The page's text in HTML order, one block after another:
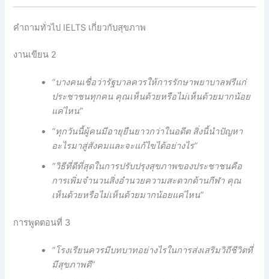
คําถามทั่วไป IELTS เกี่ยวกับสุขภาพ
งานเขียน 2
“บางคนเชื่อว่ารัฐบาลควรให้การรักษาพยาบาลฟรีแก่
ประชาชนทุกคน คุณเห็นด้วยหรือไม่เห็นด้วยมากน้อย
แค่ไหน”
“ทุกวันนี้ผู้คนมีอายุยืนยาวกว่าในอดีต สิ่งนี้นําปัญหา
อะไรมาสู่สังคมและจะแก้ไขได้อย่างไร”
“วิธีที่ดีที่สุดในการปรับปรุงสุขภาพของประชาชนคือ
การเพิ่มจํานวนสิ่งอํานวยความสะดวกด้านกีฬา คุณ
เห็นด้วยหรือไม่เห็นด้วยมากน้อยแค่ไหน”
การพูดตอนที่ 3
“โรงเรียนควรมีบทบาทอย่างไรในการส่งเสริมวิถีชีวิตที่
มีสุขภาพดี”